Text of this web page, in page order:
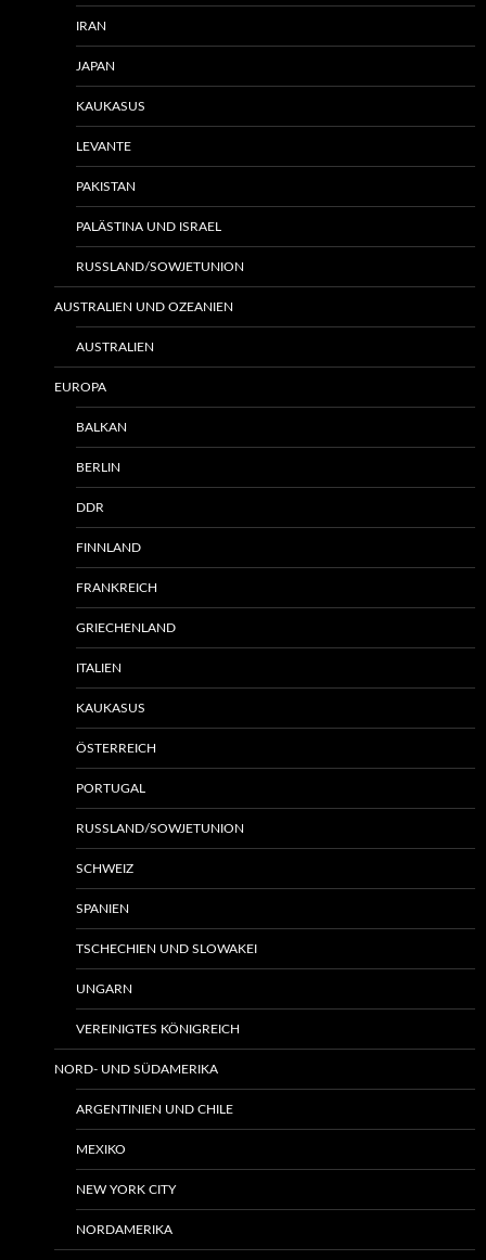
IRAN
JAPAN
KAUKASUS
LEVANTE
PAKISTAN
PALÄSTINA UND ISRAEL
RUSSLAND/SOWJETUNION
AUSTRALIEN UND OZEANIEN
AUSTRALIEN
EUROPA
BALKAN
BERLIN
DDR
FINNLAND
FRANKREICH
GRIECHENLAND
ITALIEN
KAUKASUS
ÖSTERREICH
PORTUGAL
RUSSLAND/SOWJETUNION
SCHWEIZ
SPANIEN
TSCHECHIEN UND SLOWAKEI
UNGARN
VEREINIGTES KÖNIGREICH
NORD- UND SÜDAMERIKA
ARGENTINIEN UND CHILE
MEXIKO
NEW YORK CITY
NORDAMERIKA